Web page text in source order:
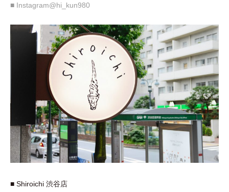
■ Instagram@hi_kun980
■ Shiroichi 渋谷店